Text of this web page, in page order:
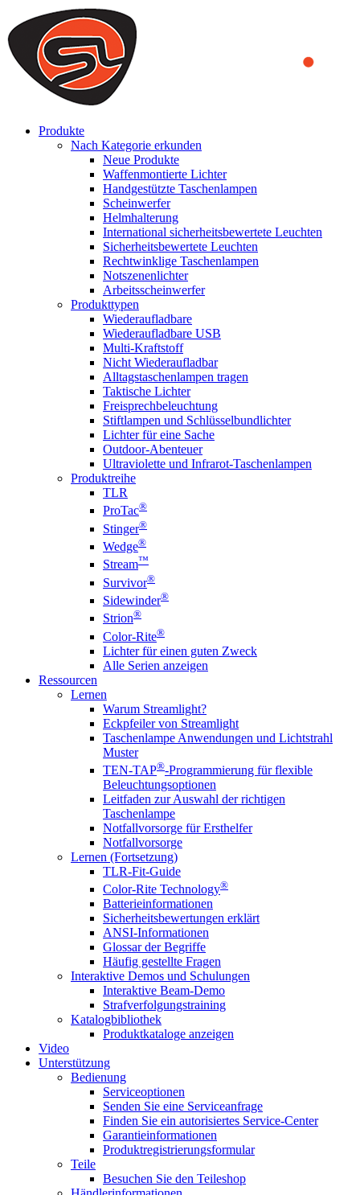
We use cookies to ensure that we provide you the best experience
on our website. By continuing to browse this website, you accept
that cookies are used to help us analyze how the website is used and
to offer you a better experience. To learn more or to find out how
you can disable cookies, you can access our
Produkte
Nach Kategorie erkunden
Neue Produkte
Waffenmontierte Lichter
Handgestützte Taschenlampen
Scheinwerfer
Helmhalterung
International sicherheitsbewertete Leuchten
Sicherheitsbewertete Leuchten
Rechtwinklige Taschenlampen
Notszenenlichter
Arbeitsscheinwerfer
Produkttypen
Wiederaufladbare
Wiederaufladbare USB
Multi-Kraftstoff
Nicht Wiederaufladbar
Alltagstaschenlampen tragen
Taktische Lichter
Freisprechbeleuchtung
Stiftlampen und Schlüsselbundlichter
Lichter für eine Sache
Outdoor-Abenteuer
Ultraviolette und Infrarot-Taschenlampen
Produktreihe
TLR
ProTac®
Stinger®
Wedge®
Stream™
Survivor®
Sidewinder®
Strion®
Color-Rite®
Lichter für einen guten Zweck
Alle Serien anzeigen
Ressourcen
Lernen
Warum Streamlight?
Eckpfeiler von Streamlight
Taschenlampe Anwendungen und Lichtstrahl
Muster
TEN-TAP®-Programmierung für flexible
Beleuchtungsoptionen
Leitfaden zur Auswahl der richtigen
Taschenlampe
Notfallvorsorge für Ersthelfer
Notfallvorsorge
Lernen (Fortsetzung)
TLR-Fit-Guide
Color-Rite Technology®
Batterieinformationen
Sicherheitsbewertungen erklärt
ANSI-Informationen
Glossar der Begriffe
Häufig gestellte Fragen
Interaktive Demos und Schulungen
Interaktive Beam-Demo
Strafverfolgungstraining
Katalogbibliothek
Produktkataloge anzeigen
Video
Unterstützung
Bedienung
Serviceoptionen
Senden Sie eine Serviceanfrage
Finden Sie ein autorisiertes Service-Center
Garantieinformationen
Produktregistrierungsformular
Teile
Besuchen Sie den Teileshop